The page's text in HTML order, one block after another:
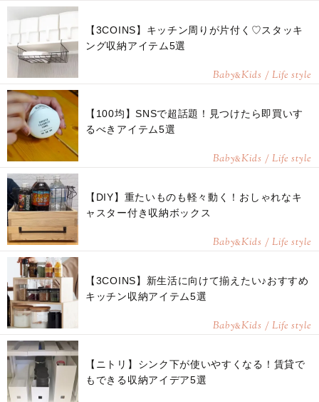
【3COINS】キッチン周りが片付く♡スタッキ
ング収納アイテム5選
Baby&Kids / Life style
【100均】SNSで超話題！見つけたら即買いす
るべきアイテム5選
Baby&Kids / Life style
【DIY】重たいものも軽々動く！おしゃれなキ
ャスター付き収納ボックス
Baby&Kids / Life style
【3COINS】新生活に向けて揃えたい♪おすすめ
キッチン収納アイテム5選
Baby&Kids / Life style
【ニトリ】シンク下が使いやすくなる！賃貸で
もできる収納アイデア5選